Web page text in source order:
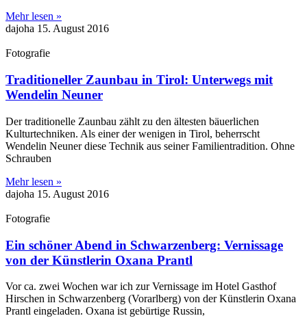
Mehr lesen »
dajoha 15. August 2016
Fotografie
Traditioneller Zaunbau in Tirol: Unterwegs mit
Wendelin Neuner
Der traditionelle Zaunbau zählt zu den ältesten bäuerlichen
Kulturtechniken. Als einer der wenigen in Tirol, beherrscht
Wendelin Neuner diese Technik aus seiner Familientradition. Ohne
Schrauben
Mehr lesen »
dajoha 15. August 2016
Fotografie
Ein schöner Abend in Schwarzenberg: Vernissage
von der Künstlerin Oxana Prantl
Vor ca. zwei Wochen war ich zur Vernissage im Hotel Gasthof
Hirschen in Schwarzenberg (Vorarlberg) von der Künstlerin Oxana
Prantl eingeladen. Oxana ist gebürtige Russin,